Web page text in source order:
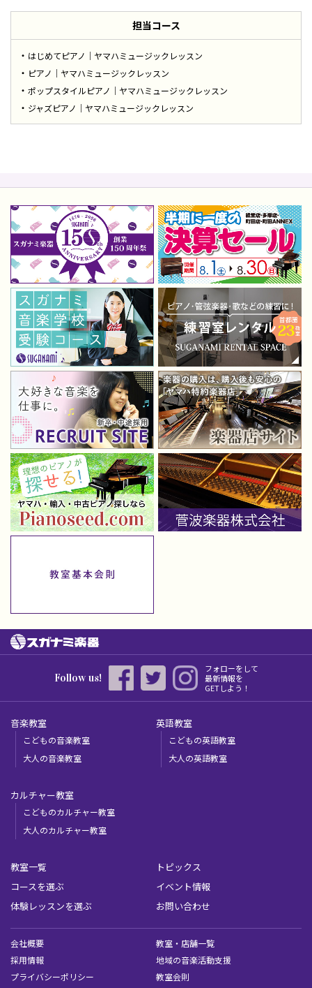
担当コース
はじめてピアノ｜ヤマハミュージックレッスン
ピアノ｜ヤマハミュージックレッスン
ポップスタイルピアノ｜ヤマハミュージックレッスン
ジャズピアノ｜ヤマハミュージックレッスン
Follow us!
フォローをして
最新情報を
GETしよう！
音楽教室
こどもの音楽教室
大人の音楽教室
英語教室
こどもの英語教室
大人の英語教室
カルチャー教室
こどものカルチャー教室
大人のカルチャー教室
教室一覧
コースを選ぶ
体験レッスンを選ぶ
トピックス
イベント情報
お問い合わせ
会社概要
教室・店舗一覧
採用情報
地域の音楽活動支援
プライバシーポリシー
教室会則